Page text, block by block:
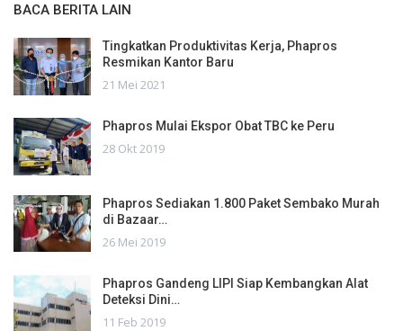
BACA BERITA LAIN
Tingkatkan Produktivitas Kerja, Phapros
Resmikan Kantor Baru
21 Mei 2021
Phapros Mulai Ekspor Obat TBC ke Peru
28 Okt 2019
Phapros Sediakan 1.800 Paket Sembako Murah
di Bazaar…
26 Mei 2019
Phapros Gandeng LIPI Siap Kembangkan Alat
Deteksi Dini…
11 Feb 2019